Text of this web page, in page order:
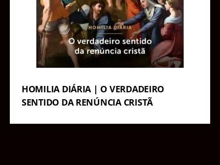
HOMILIA DIÁRIA | O VERDADEIRO
SENTIDO DA RENÚNCIA CRISTÃ